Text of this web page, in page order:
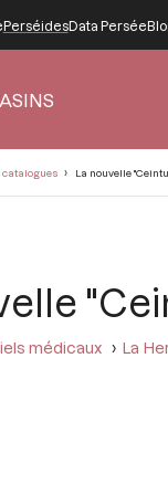
PerséidesData Persée
catalogues La nouvelle
médicaux La